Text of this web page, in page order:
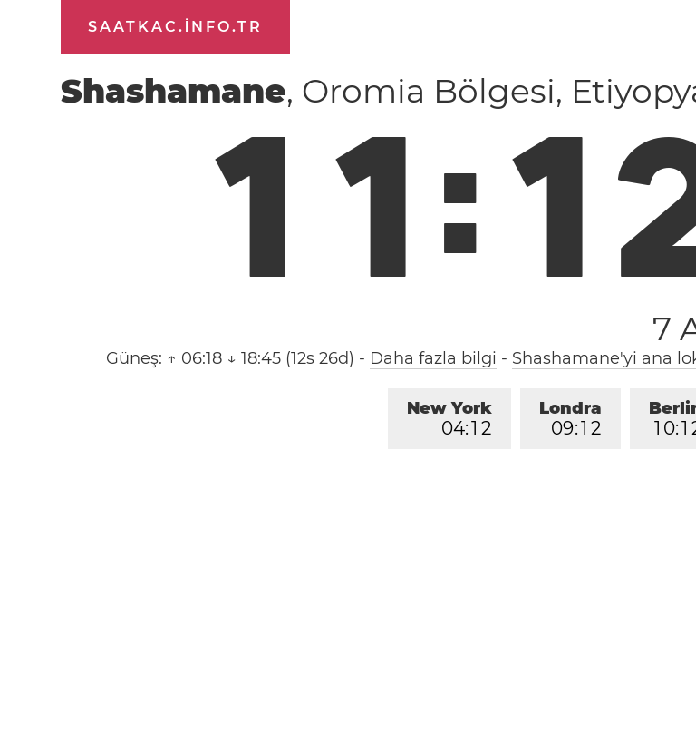
SAATKAC.INFO.TR
Shashamane, Oromia Bölgesi,
1 1:1
7
Güneş: ↑ 06:18 ↓ 18:45 (12s 26d) - Daha fazla bilgi - Shashamane'yi ana
1 0:1
Londra
09:1 2
New York
04:1 2